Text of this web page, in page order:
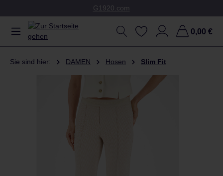
G1920.com
0,00 €
Sie sind hier: DAMEN Hosen Slim Fit